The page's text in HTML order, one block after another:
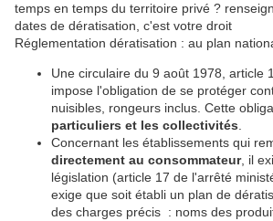
temps en temps du territoire privé ?
dates de dératisation, c'est votre droit
Réglementation dératisation : au plan
Une circulaire du 9 août 1978, article
impose l'obligation de se protéger
nuisibles, rongeurs inclus. Cette
particuliers et les collectivités
Concernant les établissements qui
directement au consommateur, il
législation (article 17 de l'arrêté
exige que soit établi un plan de
des charges précis : noms des